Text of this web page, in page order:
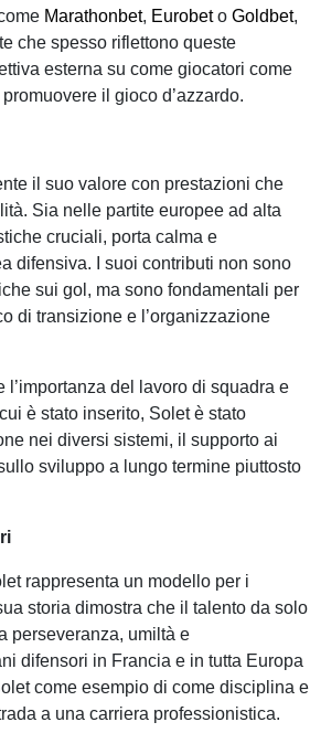
Marathonbet, EurobetoGoldbet,
che spesso riflettono queste
esterna su come giocatori come
il gioco d’azzardo.
il suo valore con prestazioni che
Sia nelle partite europee ad alta
cruciali, porta calma e
difensiva. I suoi contributi non sono
sui gol, ma sono fondamentali per
di transizione e l’organizzazione
l’importanza del lavoro di squadra e
è stato inserito, Solet è stato
nei diversi sistemi, il supporto ai
sviluppo a lungo termine piuttosto
rappresenta un modello per i
storia dimostra che il talento da solo
perseveranza, umiltà e
difensori in Francia e in tutta Europa
come esempio di come disciplina e
a una carriera professionistica.